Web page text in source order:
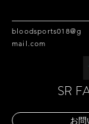
bloodsports018@g
mail.com
SR
お問